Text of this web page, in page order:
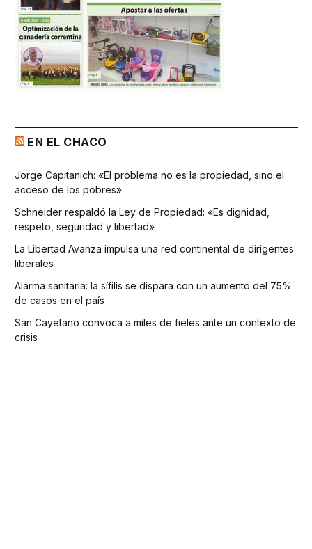
EN EL CHACO
Jorge Capitanich: «El problema no es la propiedad, sino el
acceso de los pobres»
Schneider respaldó la Ley de Propiedad: «Es dignidad,
respeto, seguridad y libertad»
La Libertad Avanza impulsa una red continental de dirigentes
liberales
Alarma sanitaria: la sífilis se dispara con un aumento del 75%
de casos en el país
San Cayetano convoca a miles de fieles ante un contexto de
crisis